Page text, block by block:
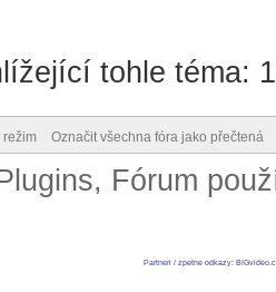
tohle téma:
režim Označit všechna fóra jako přečtená
Fórum
Partneri / zpetne odkazy: